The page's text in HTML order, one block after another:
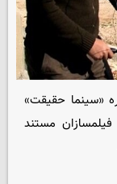
«سینما حقیقت»
مستند